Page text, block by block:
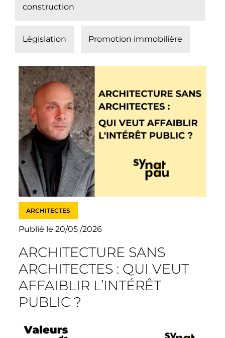
construction
Législation Promotion immobilière
ARCHITECTES
Publié le 20/05 /2026
ARCHITECTURE SANS
ARCHITECTES : QUI VEUT
AFFAIBLIR L’INTÉRÊT
PUBLIC ?